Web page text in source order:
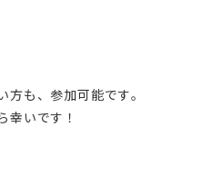
も、参加可能です。
幸いです！